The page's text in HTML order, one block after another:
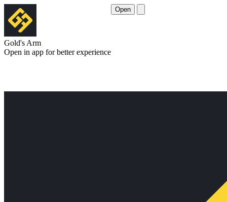
Gold's Arm
Open in app for better experience
Open